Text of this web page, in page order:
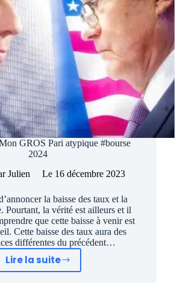
GROS Pari atypique #bourse
2024
Julien Le 16 décembre 2023
la baisse des taux et la
Pourtant, la vérité est ailleurs et il
que cette baisse à venir est
Cette baisse des taux aura des
différentes du précédent…
Lire la suite
Baisse